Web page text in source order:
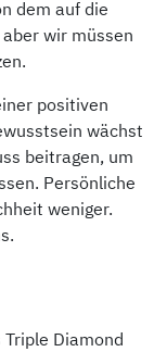
dem auf die
wir müssen
positiven
wächst
beitragen, um
Persönliche
weniger.
Diamond